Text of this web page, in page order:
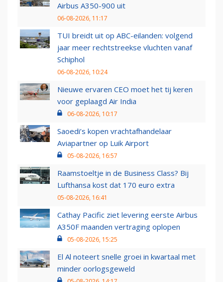
Airbus A350-900 uit
06-08-2026, 11:17
TUI breidt uit op ABC-eilanden: volgend
jaar meer rechtstreekse vluchten vanaf
Schiphol
06-08-2026, 10:24
Nieuwe ervaren CEO moet het tij keren
voor geplaagd Air India
06-08-2026, 10:17
Saoedi’s kopen vrachtafhandelaar
Aviapartner op Luik Airport
05-08-2026, 16:57
Raamstoeltje in de Business Class? Bij
Lufthansa kost dat 170 euro extra
05-08-2026, 16:41
Cathay Pacific ziet levering eerste Airbus
A350F maanden vertraging oplopen
05-08-2026, 15:25
El Al noteert snelle groei in kwartaal met
minder oorlogsgeweld